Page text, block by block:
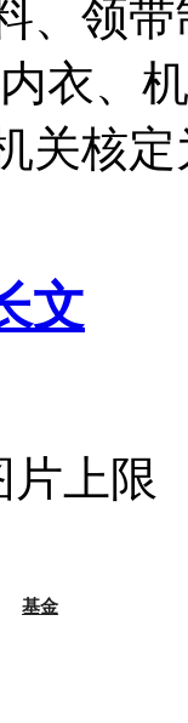
、领
衣、
关核
文
片上限
基金